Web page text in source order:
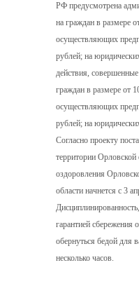
РФ предусмотрена
на граждан в размере
осуществляющих
рублей; на
действия,
граждан в размере от
осуществляющих
рублей; на
Согласно проекту
территории Орловской
оздоровления
области начнется с 3
гарантией
обернуться бедой для
несколько часов.